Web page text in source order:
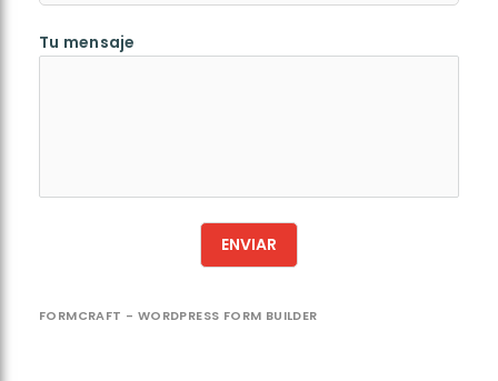
Tu mensaje
ENVIAR
FORMCRAFT - WORDPRESS FORM BUILDER